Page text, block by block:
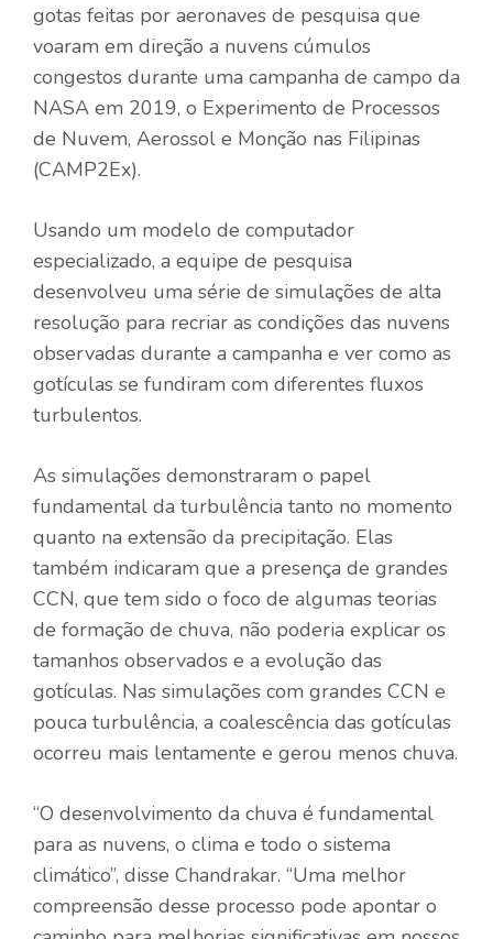
gotas feitas por aeronaves de pesquisa que
voaram em direção a nuvens cúmulos
congestos durante uma campanha de campo da
NASA em 2019, o Experimento de Processos
de Nuvem, Aerossol e Monção nas Filipinas
(CAMP2Ex).
Usando um modelo de computador
especializado, a equipe de pesquisa
desenvolveu uma série de simulações de alta
resolução para recriar as condições das nuvens
observadas durante a campanha e ver como as
gotículas se fundiram com diferentes fluxos
turbulentos.
As simulações demonstraram o papel
fundamental da turbulência tanto no momento
quanto na extensão da precipitação. Elas
também indicaram que a presença de grandes
CCN, que tem sido o foco de algumas teorias
de formação de chuva, não poderia explicar os
tamanhos observados e a evolução das
gotículas. Nas simulações com grandes CCN e
pouca turbulência, a coalescência das gotículas
ocorreu mais lentamente e gerou menos chuva.
“O desenvolvimento da chuva é fundamental
para as nuvens, o clima e todo o sistema
climático”, disse Chandrakar. “Uma melhor
compreensão desse processo pode apontar o